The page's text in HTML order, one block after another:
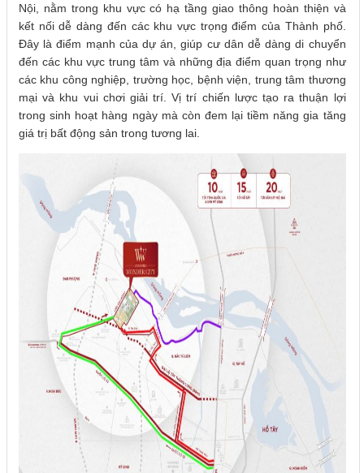
Nội, nằm trong khu vực có hạ tầng giao thông hoàn thiện và
kết nối dễ dàng đến các khu vực trọng điểm của Thành phố.
Đây là điểm mạnh của dự án, giúp cư dân dễ dàng di chuyển
đến các khu vực trung tâm và những địa điểm quan trọng như
các khu công nghiệp, trường học, bệnh viện, trung tâm thương
mại và khu vui chơi giải trí. Vị trí chiến lược tạo ra thuận lợi
trong sinh hoạt hàng ngày mà còn đem lại tiềm năng gia tăng
giá trị bất động sản trong tương lai.